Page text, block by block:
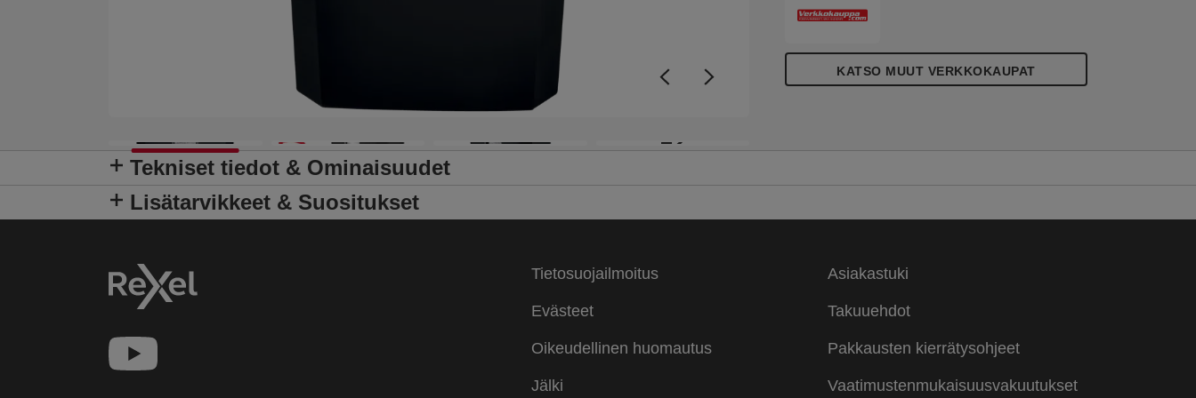
+2
KATSO MUUT VERKKOKAUPAT
Tekniset tiedot & Ominaisuudet
Lisätarvikkeet & Suositukset
Tietosuojailmoitus
Evästeet
Oikeudellinen huomautus
Jälki
Asiakastuki
Takuuehdot
Pakkausten kierrätysohjeet
Vaatimustenmukaisuusvakuutukset